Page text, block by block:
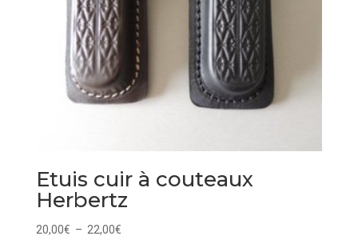
Etuis cuir à couteaux
Herbertz
20,00€ – 22,00€Plage